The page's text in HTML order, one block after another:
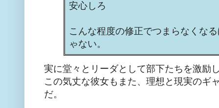
安心しろ
こんな程度の修正でつまらなくな
ゃない。
実に堂々とリーダとして部下たちを激励
この気丈な彼女もまた、理想と現実のギ
だ。